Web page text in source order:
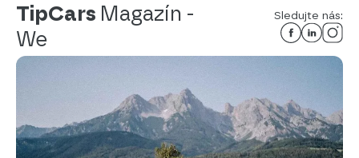
TipCars Magazín -
We
Sledujte nás: